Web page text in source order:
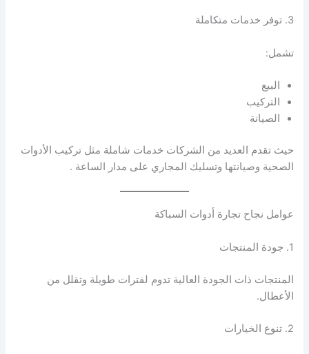
3. توفر خدمات متكاملة
تشمل:
البيع
التركيب
الصيانة
حيث تقدم العديد من الشركات خدمات شاملة مثل تركيب الأدوات
الصحية وصيانتها وتسليك المجاري على مدار الساعة .
عوامل نجاح تجارة أدوات السباكة
1. جودة المنتجات
المنتجات ذات الجودة العالية تدوم لفترات طويلة وتقلل من
الأعطال.
2. تنوع الخيارات